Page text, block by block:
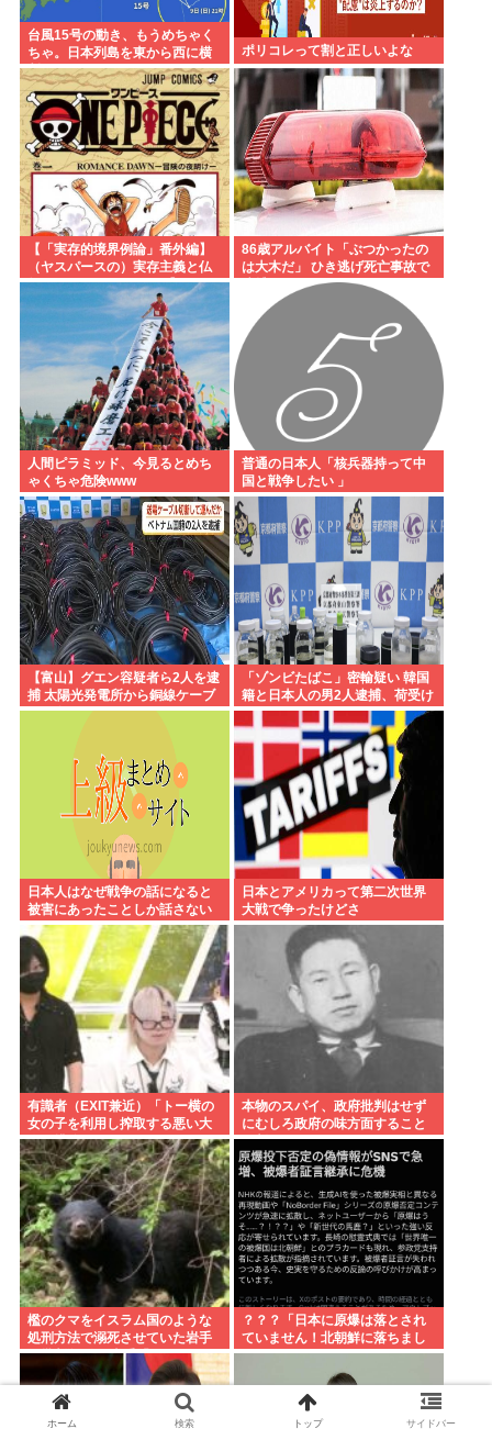
台風15号の動き、もうめちゃく
ちゃ。日本列島を東から西に横
断
ポリコレって割と正しいよな
【「実存的境界例論」番外編】
（ヤスパースの）実存主義と仏
教、それとワンピース 【ネタバ
レ注意】【スクリプト負けてて
86歳アルバイト「ぶつかったの
は大木だ」 ひき逃げ死亡事故で
人間ピラミッド、今見るとめち
ゃくちゃ危険www
普通の日本人「核兵器持って中
国と戦争したい 」
【富山】グエン容疑者ら2人を逮
捕 太陽光発電所から銅線ケーブ
ルを盗む
「ゾンビたばこ」密輸疑い 韓国
籍と日本人の男2人逮捕、荷受け
役か
日本人はなぜ戦争の話になると
被害にあったことしか話さない
のか？
日本とアメリカって第二次世界
大戦で争ったけどさ
有識者（EXIT兼近）「トー横の
女の子を利用し搾取する悪い大
人は排除しないといけない」
本物のスパイ、政府批判はせず
にむしろ政府の味方面すること
が判明
檻のクマをイスラム国のような
処刑方法で溺死させていた岩手
に批判殺到！ 岩手「こ、これは
岩手伝統の処刑方法なんよ…」
？？？「日本に原爆は落とされ
ていません！北朝鮮に落ちまし
た！」 なんだよこれ
ホーム 検索 トップ サイドバー